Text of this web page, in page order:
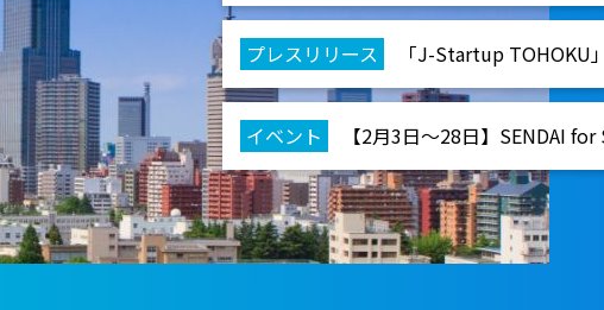
プレスリリース 「J-Startup TOHOKU
イベント 【2月3日～28日】SENDAI